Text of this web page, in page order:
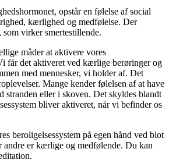
opstår en følelse af social
kærlighed og medfølelse. Der
virker smertestillende.
måder at aktivere vores
får det aktiveret ved kærlige berøringer og
med mennesker, vi holder af. Det
Mange kender følelsen af at have
stranden eller i skoven. Det skyldes blandt
bliver aktiveret, når vi befinder os
beroligelsessystem på egen hånd ved blot
andre er kærlige og medfølende. Du kan